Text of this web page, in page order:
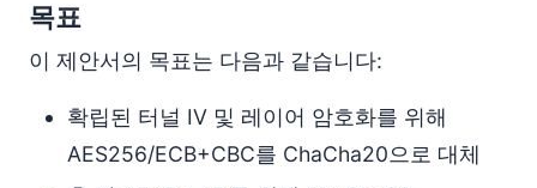
목표
이 제안서의 목표는 다음과 같습니다:
확립된 터널 IV 및 레이어 암호화를 위해
AES256/ECB+CBC를 ChaCha20으로 대체